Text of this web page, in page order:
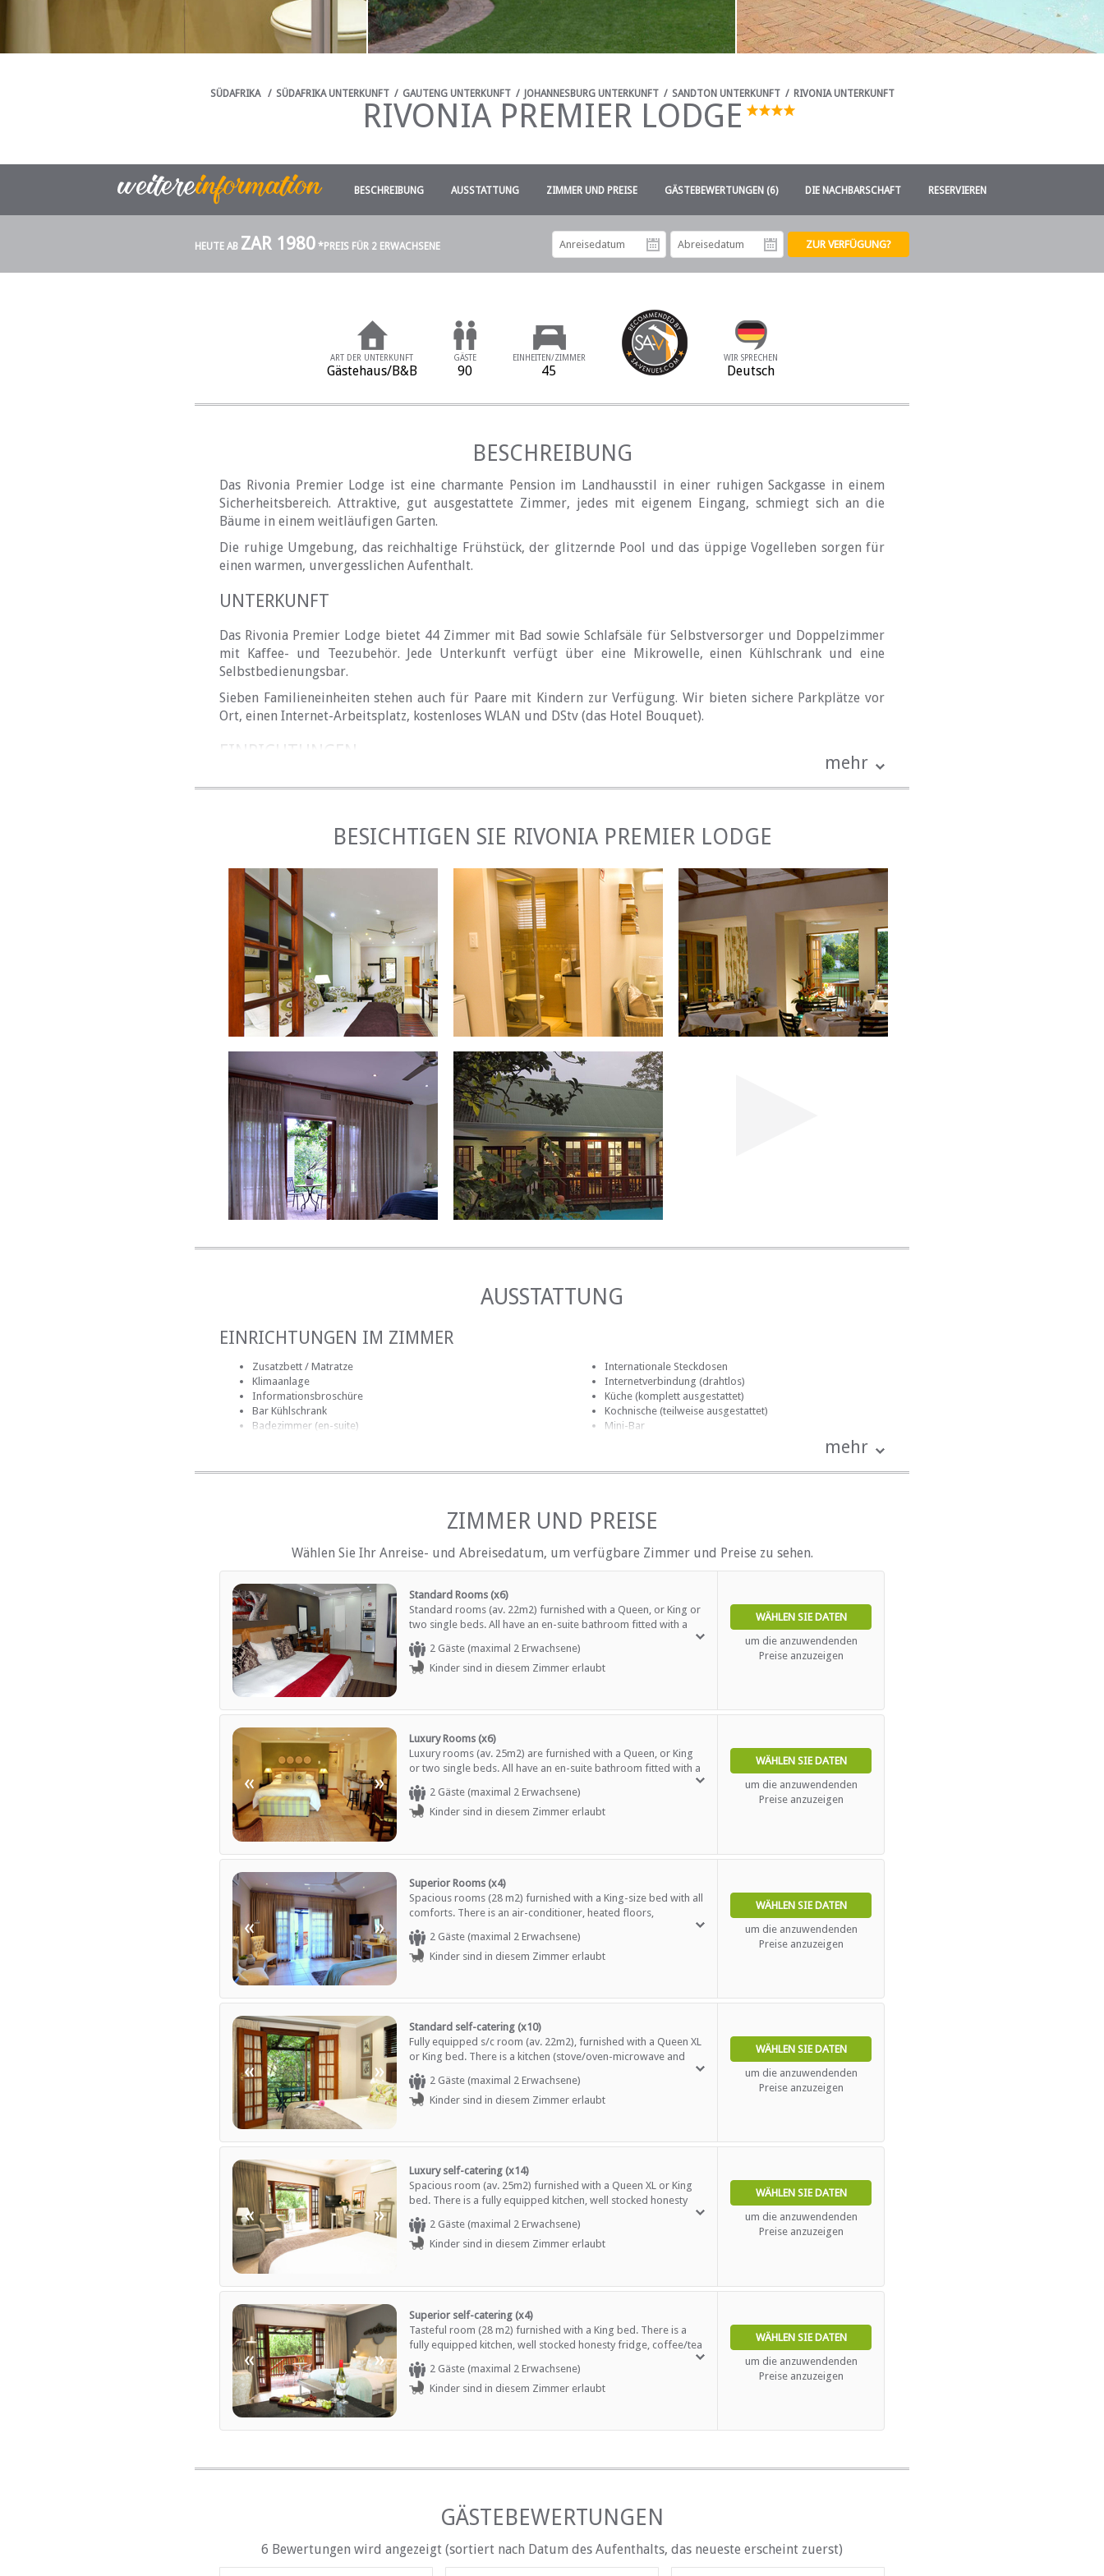
SÜDAFRIKA / SÜDAFRIKA UNTERKUNFT / GAUTENG UNTERKUNFT / JOHANNESBURG UNTERKUNFT / SANDTON UNTERKUNFT / RIVONIA UNTERKUNFT
RIVONIA PREMIER LODGE
BESCHREIBUNG AUSSTATTUNG ZIMMER UND PREISE GÄSTEBEWERTUNGEN (6) DIE NACHBARSCHAFT RESERVIEREN
HEUTE AB ZAR 1980 *PREIS FÜR 2 ERWACHSENE
ART DER UNTERKUNFT
Gästehaus/B&B
GÄSTE
90
EINHEITEN/ZIMMER
45
WIR SPRECHEN
Deutsch
BESCHREIBUNG
Das Rivonia Premier Lodge ist eine charmante Pension im Landhausstil in einer ruhigen Sackgasse in einem
Sicherheitsbereich. Attraktive, gut ausgestattete Zimmer, jedes mit eigenem Eingang, schmiegt sich an die
Bäume in einem weitläufigen Garten.
Die ruhige Umgebung, das reichhaltige Frühstück, der glitzernde Pool und das üppige Vogelleben sorgen für
einen warmen, unvergesslichen Aufenthalt.
UNTERKUNFT
Das Rivonia Premier Lodge bietet 44 Zimmer mit Bad sowie Schlafsäle für Selbstversorger und Doppelzimmer
mit Kaffee- und Teezubehör. Jede Unterkunft verfügt über eine Mikrowelle, einen Kühlschrank und eine
Selbstbedienungsbar.
Sieben Familieneinheiten stehen auch für Paare mit Kindern zur Verfügung. Wir bieten sichere Parkplätze vor
Ort, einen Internet-Arbeitsplatz, kostenloses WLAN und DStv (das Hotel Bouquet).
EINRICHTUNGEN
Zimmerausstattung:
Wir bieten ein reichhaltiges Müsli-Buffet, verschiedene Brotsorten, Marmeladen, Aufschnitt, Fruchtsäfte,
Joghurts, Obstsalat,
Andere Einrichtungen:
Grillplatz, Pool, Internet-Arbeitsplatz, Breitband, kostenloses WLAN und ein Faxgerät. Touren und
Flughafentransfers können an der Rezeption arrangiert werden. Touristische Informationen sind an der
Rezeption erhältlich. Eine zweiminütige Fahrt zu Restaurants, Cafés und Fitnessraum.
mehr
BESICHTIGEN SIE RIVONIA PREMIER LODGE
LUXURY SELF-CATERING LUXURY ROOM
AUSSTATTUNG
EINRICHTUNGEN IM ZIMMER
Zusatzbett / Matratze
Klimaanlage
Informationsbroschüre
Bar Kühlschrank
Badezimmer (en-suite)
kostenlose Toilettenartikel
Internationale Steckdosen
Internetverbindung (drahtlos)
Küche (komplett ausgestattet)
Kochnische (teilweise ausgestattet)
Mini-Bar
Rauchen: nicht erlaubt
Fernsehen (mit Satellit)
Fußbodenheizung
EINRICHTUNGEN AUF DEM GELÄNDE
Klimaanlage
Geschäftseinrichtungen
Kinderfreundlich (alle Altersgruppen)
Kostenlose Zeitungen
Trockenreinigung
Garten(e)
Gästelounge mit TV
Parkplatz (abseits der Straße)
Rezeption (Geschäftszeiten)
ESSEN UND TRINKEN
Bar (ehrlichkeit)
Braai / Grill (BBQ)
Kostenloser Tee / Kaffee
INTERNET
TRANSFERS
Flughafentransfers
Andere Übertragungen verfügbar
mehr
ZIMMER UND PREISE
Wählen Sie Ihr Anreise- und Abreisedatum, um verfügbare Zimmer und Preise zu sehen.
Standard Rooms (x6)
Standard rooms (av. 22m2) furnished with a Queen, or King or
two single beds. All have an en-suite bathroom fitted with a
shower (some have baths), toilet and basin. Our guests enjoy a
patio / balcony, private entrance, satellite TV, heated floors,
microwave and more. Breakfast and WiFi included.
2 Gäste (maximal 2 Erwachsene)
Kinder sind in diesem Zimmer erlaubt
WÄHLEN SIE DATEN
um die anzuwendenden
Preise anzuzeigen
« »
Luxury Rooms (x6)
Luxury rooms (av. 25m2) are furnished with a Queen, or King
or two single beds. All have an en-suite bathroom fitted with a
shower (some have baths), toilet and basin. Our guests enjoy a
patio / balcony, private entrance, satellite TV, heated floors,
microwave and more. Breakfast and WiFi included.
2 Gäste (maximal 2 Erwachsene)
Kinder sind in diesem Zimmer erlaubt
WÄHLEN SIE DATEN
um die anzuwendenden
Preise anzuzeigen
« »
Superior Rooms (x4)
Spacious rooms (28 m2) furnished with a King-size bed with all
comforts. There is an air-conditioner, heated floors,
microwave, fridge, tea/coffee facility, safe and convenient
work-station. Outside door leading onto deck/patio to the
garden. Breakfast and WiFi included.
2 Gäste (maximal 2 Erwachsene)
Kinder sind in diesem Zimmer erlaubt
WÄHLEN SIE DATEN
um die anzuwendenden
Preise anzuzeigen
« »
Standard self-catering (x10)
Fully equipped s/c room (av. 22m2), furnished with a Queen XL
or King bed. There is a kitchen (stove/oven-microwave and
sink), well stocked honesty fridge, coffee/tea tray, heated
floor, fan and satellite TV. Private entrance from garden patio.
Breakfast and WiFi included.
2 Gäste (maximal 2 Erwachsene)
Kinder sind in diesem Zimmer erlaubt
WÄHLEN SIE DATEN
um die anzuwendenden
Preise anzuzeigen
« »
Luxury self-catering (x14)
Spacious room (av. 25m2) furnished with a Queen XL or King
bed. There is a fully equipped kitchen, well stocked honesty
fridge, coffee/tea tray, heated floor and satellite TV. Guests
enjoy a patio / balcony and private entrance onto the garden.
Breakfast and WiFi included.
2 Gäste (maximal 2 Erwachsene)
Kinder sind in diesem Zimmer erlaubt
WÄHLEN SIE DATEN
um die anzuwendenden
Preise anzuzeigen
« »
Superior self-catering (x4)
Tasteful room (28 m2) furnished with a King bed. There is a
fully equipped kitchen, well stocked honesty fridge, coffee/tea
tray, heated floor, satellite TV, plus workstation. Guests enjoy a
patio/ balcony and private entrance onto the garden.
Breakfast and WiFi included.
2 Gäste (maximal 2 Erwachsene)
Kinder sind in diesem Zimmer erlaubt
WÄHLEN SIE DATEN
um die anzuwendenden
Preise anzuzeigen
GÄSTEBEWERTUNGEN
6 Bewertungen wird angezeigt (sortiert nach Datum des Aufenthalts, das neueste erscheint zuerst)